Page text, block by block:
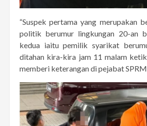
“Suspek pertama yang merupakan
politik berumur lingkungan 20-an
kedua iaitu pemilik syarikat
ditahan kira-kira jam 11 malam
memberi keterangan di pejabat